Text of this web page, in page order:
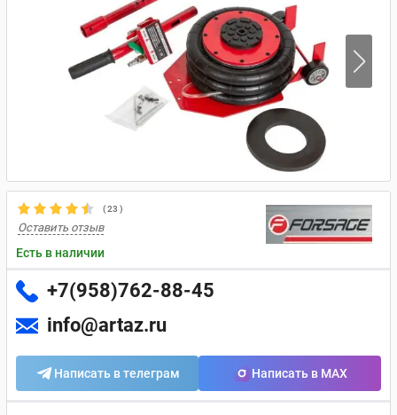
(23 )
Оставить отзыв
Есть в наличии
+7(958)762-88-45
info@artaz.ru
Написать в телеграм Написать в MAX